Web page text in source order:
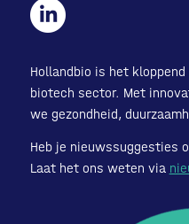
Hollandbio is het
biotech sector. Met
we gezondheid,
Heb je nieuwssuggesties
Laat het ons weten via